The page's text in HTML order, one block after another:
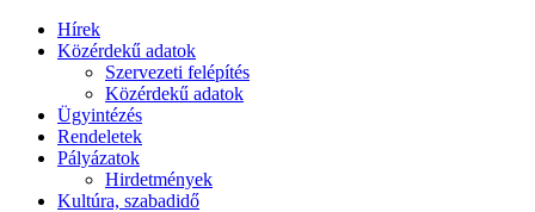
Hírek
Közérdekű adatok
Szervezeti felépítés
Közérdekű adatok
Ügyintézés
Rendeletek
Pályázatok
Hirdetmények
Kultúra, szabadidő